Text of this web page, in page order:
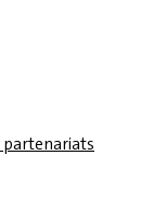
partenariats